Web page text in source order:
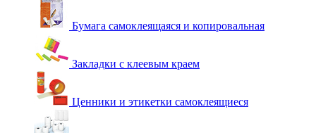
Бумага самоклеящаяся и копировальная
Закладки с клеевым краем
Ценники и этикетки самоклеящиеся